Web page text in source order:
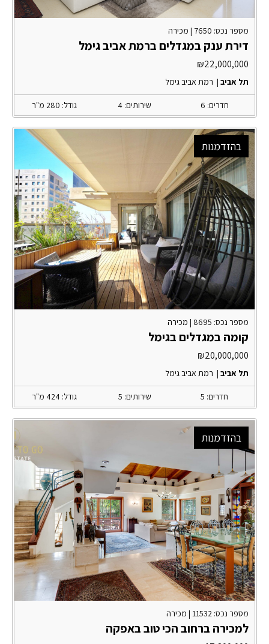
מספר נכס: 7650 | מכירה
דירת ענק במגדלים ברמת אביב גימל
₪22,000,000
תל אביב | רמת אביב גימל
חדרים: 6 שירותים: 4 גודל: 280 מ"ר
בהזדמנות
מספר נכס: 8695 | מכירה
קומה במגדלים בגימל
₪20,000,000
תל אביב | רמת אביב גימל
חדרים: 5 שירותים: 5 גודל: 424 מ"ר
בהזדמנות
מספר נכס: 11532 | מכירה
למכירה ברחוב הכי טוב באפקה